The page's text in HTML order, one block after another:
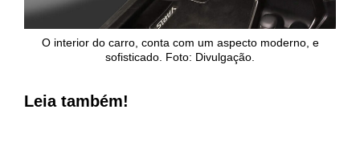
O interior do carro, conta com um aspecto moderno, e
sofisticado. Foto: Divulgação.
Leia também!